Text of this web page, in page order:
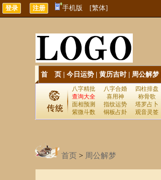
手机版 [繁体]
首 页 今日运势 黄历吉时| 周公解梦
八字精批 八字合婚
四柱排盘
查询大全
喜用神
称骨歌
面相预测
指纹运势
塔罗占卜
紫微斗数
铜板占卦 观音灵签
首页 > 周公解梦